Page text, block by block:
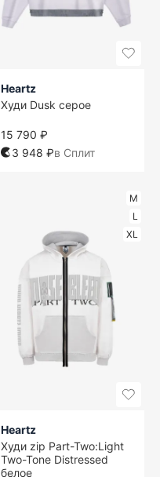
Heartz
Худи Dusk серое
15 790 ₽
3 948 ₽в Сплит
M
L
XL
Heartz
Худи zip Part-Two:Light
Two-Tone Distressed
белое